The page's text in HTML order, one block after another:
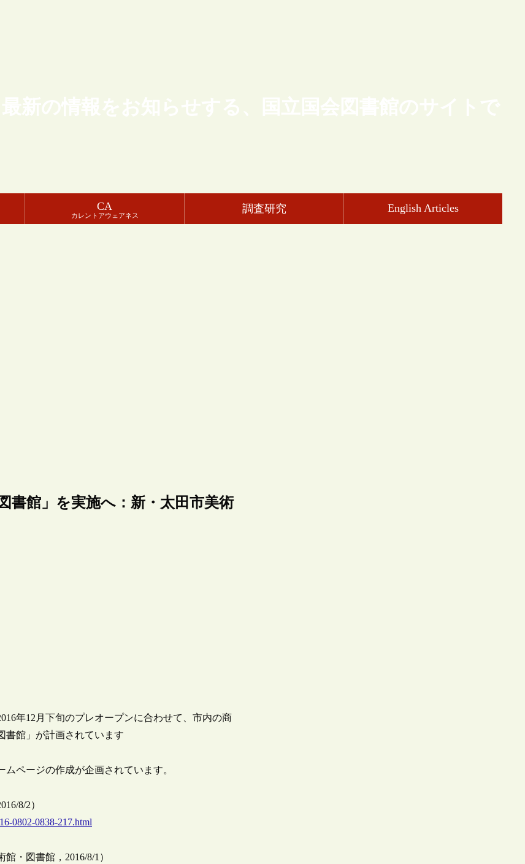
新の情報をお知らせする、国立国会図書館のサイトで
CA
カレントアウェアネス
調査研究 English Articles
書館」を実施へ：新・太田市美術
年12月下旬のプレオープンに合わせて、市内の商
書館」が計画されています
ページの作成が企画されています。
8/2）
0802-0838-217.html
・図書館，2016/8/1）